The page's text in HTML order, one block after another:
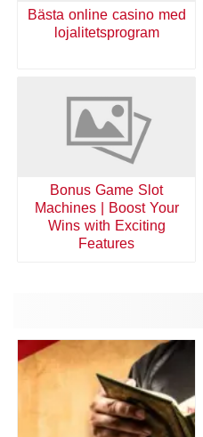
Bästa online casino med
lojalitetsprogram
Bonus Game Slot
Machines | Boost Your
Wins with Exciting
Features